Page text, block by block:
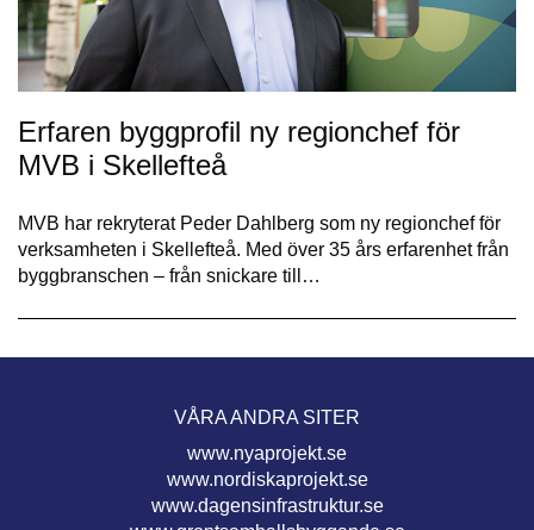
Erfaren byggprofil ny regionchef för
MVB i Skellefteå
MVB har rekryterat Peder Dahlberg som ny regionchef för
verksamheten i Skellefteå. Med över 35 års erfarenhet från
byggbranschen – från snickare till…
VÅRA ANDRA SITER
www.nyaprojekt.se
www.nordiskaprojekt.se
www.dagensinfrastruktur.se